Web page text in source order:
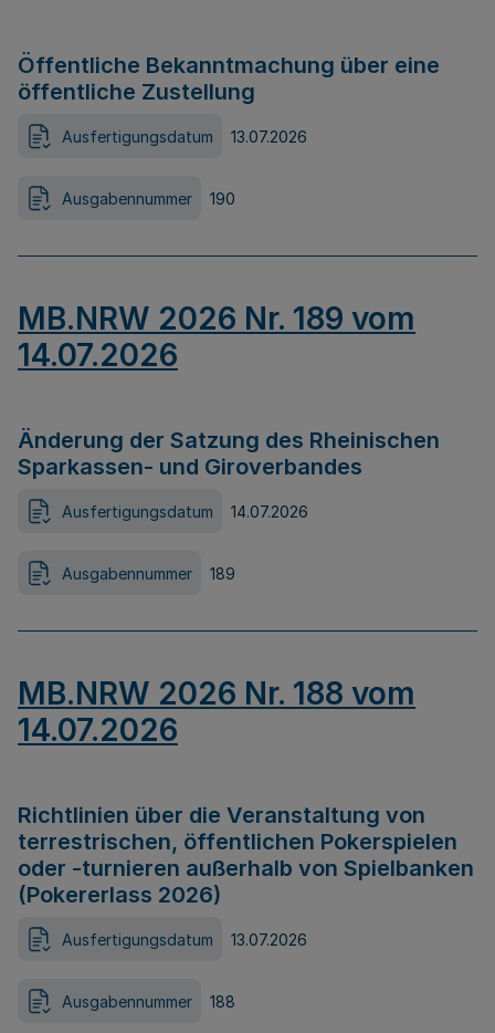
Öffentliche Bekanntmachung über eine
öffentliche Zustellung
Ausfertigungsdatum 13.07.2026
Ausgabennummer 190
MB.NRW 2026 Nr. 189 vom
14.07.2026
Änderung der Satzung des Rheinischen
Sparkassen- und Giroverbandes
Ausfertigungsdatum 14.07.2026
Ausgabennummer 189
MB.NRW 2026 Nr. 188 vom
14.07.2026
Richtlinien über die Veranstaltung von
terrestrischen, öffentlichen Pokerspielen
oder -turnieren außerhalb von Spielbanken
(Pokererlass 2026)
Ausfertigungsdatum 13.07.2026
Ausgabennummer 188